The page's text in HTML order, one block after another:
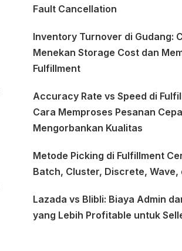
Fault Cancellation
Inventory Turnover di Gudang:
Menekan Storage Cost dan
Fulfillment
Accuracy Rate vs Speed di
Cara Memproses Pesanan
Mengorbankan Kualitas
Metode Picking di Fulfillment
Batch, Cluster, Discrete, Wave,
Lazada vs Blibli: Biaya Admin
yang Lebih Profitable untuk